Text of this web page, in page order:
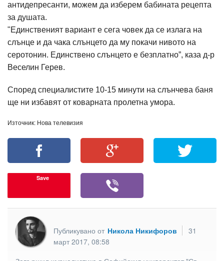
антидепресанти, можем да изберем бабината рецепта
за душата.
"Единственият вариант е сега човек да се излага на
слънце и да чака слънцето да му покачи нивото на
серотонин. Единствено слънцето е безплатно”, каза д-р
Веселин Герев.
Според специалистите 10-15 минути на слънчева баня
ще ни избавят от коварната пролетна умора.
Източник: Нова телевизия
Save
Публикувано от Никола Никифоров
31
март 2017, 08:58